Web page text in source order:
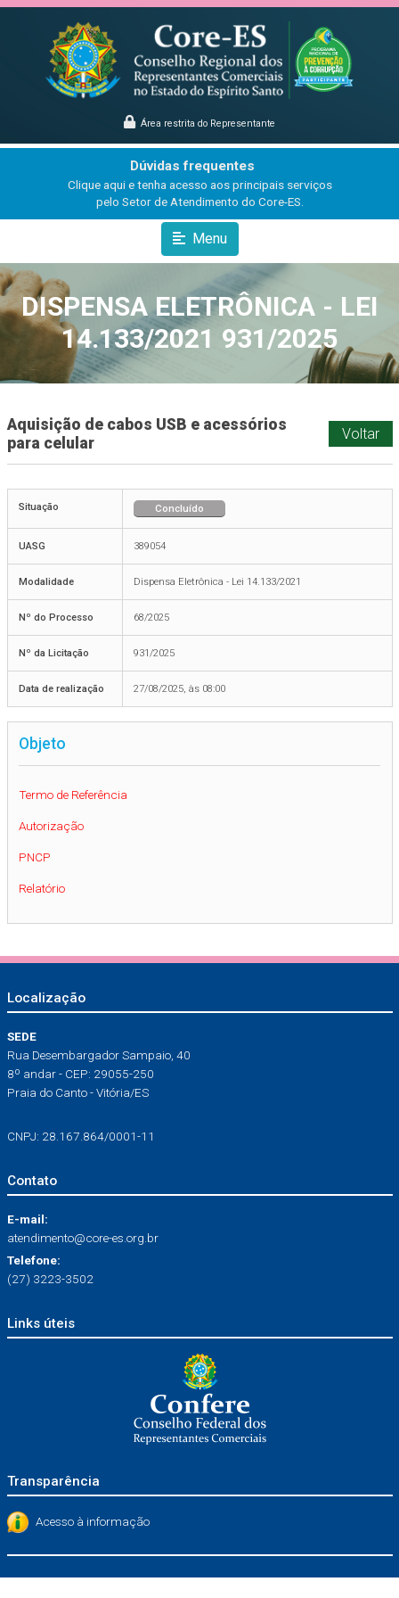
Área restrita do Representante
Dúvidas frequentes
Clique aqui e tenha acesso aos principais serviços
pelo Setor de Atendimento do Core-ES.
Menu
DISPENSA ELETRÔNICA - LEI
14.133/2021 931/2025
Aquisição de cabos USB e acessórios
para celular
Voltar
Situação Concluído
UASG 389054
Modalidade Dispensa Eletrônica - Lei 14.133/2021
Nº do Processo 68/2025
Nº da Licitação 931/2025
Data de realização 27/08/2025, às 08:00
Objeto
Termo de Referência
Autorização
PNCP
Relatório
Localização
SEDE
Rua Desembargador Sampaio, 40
8º andar - CEP: 29055-250
Praia do Canto - Vitória/ES
CNPJ: 28.167.864/0001-11
Contato
E-mail:
atendimento@core-es.org.br
Telefone:
(27) 3223-3502
Links úteis
Transparência
Acesso à informação